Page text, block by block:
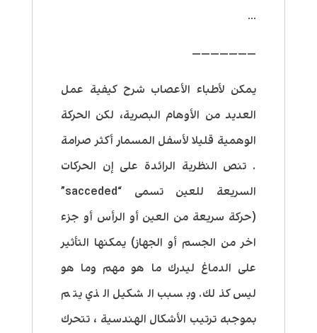
…
———————
يمكن لأطباء الأعصاب شرح كيفية عمل
العديد من الأوهام البصرية، لكن الحركة
الوهمية قليلا لأسفل المسمار أكثر صرامة
. تنص النظرية الرائدة على إن الحركات
السريعة للعين تسمى “sacceded”
(حركة سريعة من العين أو الرأس أو جزء
اخر من الجسم أو الجهاز) يمكنها التأثير
على الدماغ ليدرك ما هو مهم وما هو
ليس كذلك. وبسبب الشكيل الذي يتم
بموجبه ترتيب الأشكال الهندسية ، تتحرك